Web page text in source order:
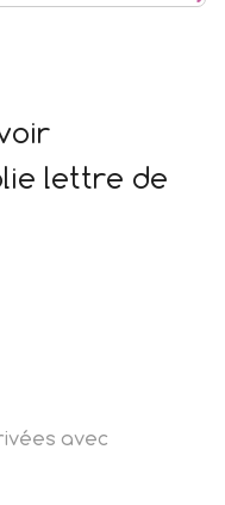
lettre de
avec